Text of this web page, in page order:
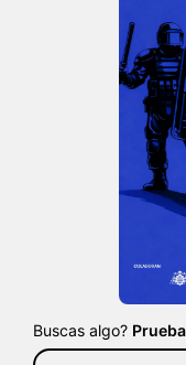
Buscas algo?